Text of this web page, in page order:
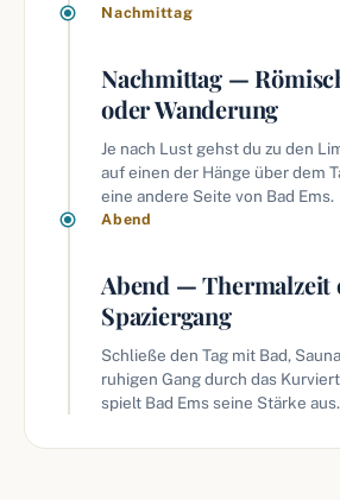
Nachmittag
Nachmittag —
oder Wanderung
Je nach Lust gehst du zu den
auf einen der Hänge über dem
eine andere Seite von Bad Ems.
Abend
Abend — Thermalzeit
Spaziergang
Schließe den Tag mit Bad,
ruhigen Gang durch das
spielt Bad Ems seine Stärke aus.